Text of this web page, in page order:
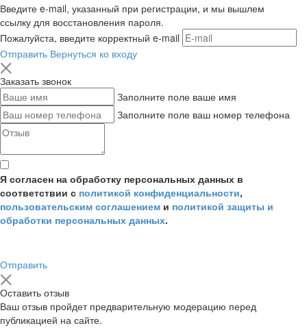
Введите e-mail, указанный при регистрации, и мы вышлем
ссылку для восстановления пароля.
Пожалуйста, введите корректный e-mail
Отправить Вернуться ко входу
Заказать звонок
Заполните поле ваше имя
Заполните поле ваш номер телефона
Я согласен на обработку персональных данных в
соответствии с политикой конфиденциальности,
пользовательским соглашением и политикой защиты и
обработки персональных данных.
Отправить
Оставить отзыв
Ваш отзыв пройдет предварительную модерацию перед
публикацией на сайте.